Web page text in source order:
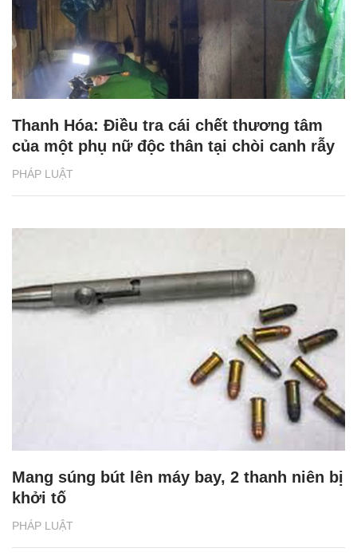
PHÁP LUẬT
Thanh Hóa: Điều tra cái chết thương tâm
của một phụ nữ độc thân tại chòi canh rẫy
PHÁP LUẬT
Mang súng bút lên máy bay, 2 thanh niên bị
khởi tố